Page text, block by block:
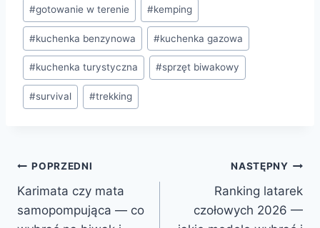
#gotowanie w terenie #kemping
#kuchenka benzynowa #kuchenka gazowa
#kuchenka turystyczna #sprzęt biwakowy
#survival #trekking
Nawigacja
wpisu
POPRZEDNI
Karimata czy mata
samopompująca — co
NASTĘPNY
Ranking latarek
czołowych 2026 —